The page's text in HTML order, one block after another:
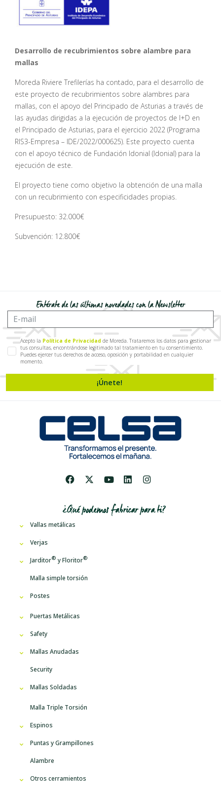
Desarrollo de recubrimientos sobre alambre para
mallas
Moreda Riviere Trefilerías ha contado, para el desarrollo de
este proyecto de recubrimientos sobre alambres para
mallas, con el apoyo del Principado de Asturias a través de
las ayudas dirigidas a la ejecución de proyectos de I+D en
el Principado de Asturias, para el ejercicio 2022 (Programa
RIS3-Empresa – IDE/2022/000625). Este proyecto cuenta
con el apoyo técnico de Fundación Idonial (Idonial) para la
ejecución de este.
El proyecto tiene como objetivo la obtención de una malla
con un recubrimiento con especificidades propias.
Presupuesto: 32.000€
Subvención: 12.800€
Entérate de las últimas novedades con la Newsletter
Acepto la Política de Privacidad de Moreda. Trataremos los datos para gestionar
tus consultas, encontrándose legitimado tal tratamiento en tu consentimiento.
Puedes ejercer tus derechos de acceso, oposición y portabilidad en cualquier
momento.
¡Únete!
¿Qué podemos fabricar para ti?
Vallas metálicas
Verjas
Jarditor yFloritor
Malla simple torsión
Postes
Puertas Metálicas
Safety
Mallas Anudadas
Security
Mallas Soldadas
Malla Triple Torsión
Espinos
Puntas y Grampillones
Alambre
Otros cerramientos